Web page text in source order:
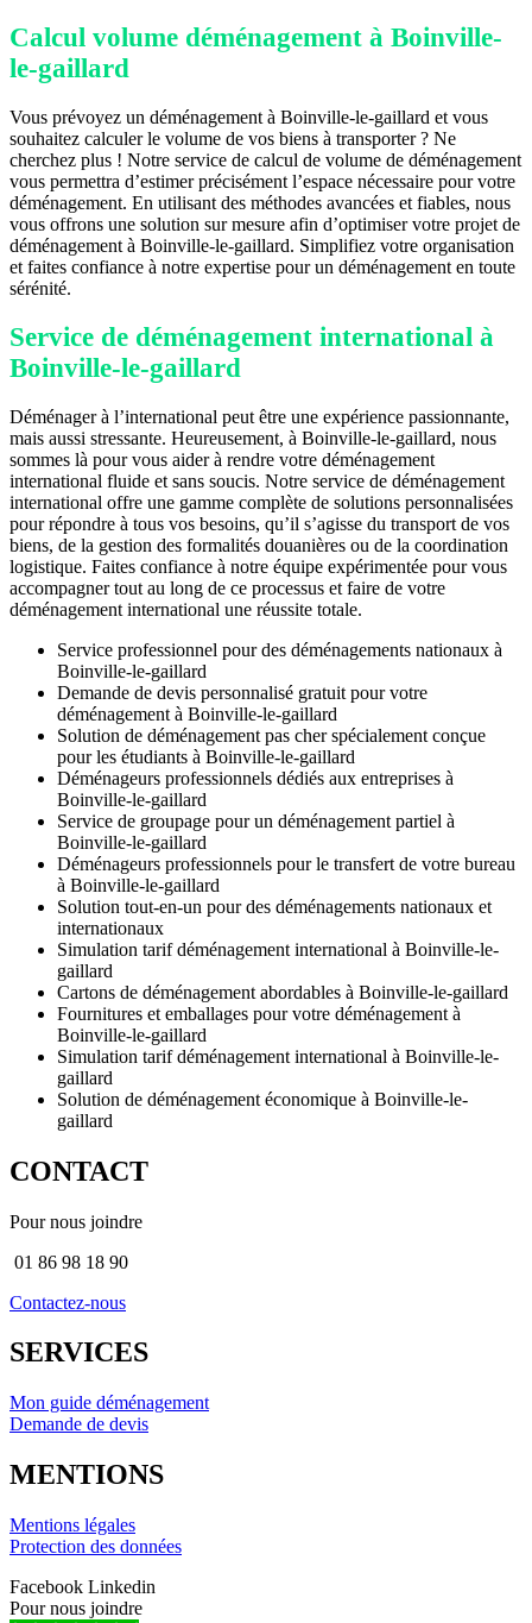
Calcul volume déménagement à Boinville-
le-gaillard
Vous prévoyez un déménagement à Boinville-le-gaillard et vous
souhaitez calculer le volume de vos biens à transporter ? Ne
cherchez plus ! Notre service de calcul de volume de déménagement
vous permettra d’estimer précisément l’espace nécessaire pour votre
déménagement. En utilisant des méthodes avancées et fiables, nous
vous offrons une solution sur mesure afin d’optimiser votre projet de
déménagement à Boinville-le-gaillard. Simplifiez votre organisation
et faites confiance à notre expertise pour un déménagement en toute
sérénité.
Service de déménagement international à
Boinville-le-gaillard
Déménager à l’international peut être une expérience passionnante,
mais aussi stressante. Heureusement, à Boinville-le-gaillard, nous
sommes là pour vous aider à rendre votre déménagement
international fluide et sans soucis. Notre service de déménagement
international offre une gamme complète de solutions personnalisées
pour répondre à tous vos besoins, qu’il s’agisse du transport de vos
biens, de la gestion des formalités douanières ou de la coordination
logistique. Faites confiance à notre équipe expérimentée pour vous
accompagner tout au long de ce processus et faire de votre
déménagement international une réussite totale.
Service professionnel pour des déménagements nationaux à
Boinville-le-gaillard
Demande de devis personnalisé gratuit pour votre
déménagement à Boinville-le-gaillard
Solution de déménagement pas cher spécialement conçue
pour les étudiants à Boinville-le-gaillard
Déménageurs professionnels dédiés aux entreprises à
Boinville-le-gaillard
Service de groupage pour un déménagement partiel à
Boinville-le-gaillard
Déménageurs professionnels pour le transfert de votre bureau
à Boinville-le-gaillard
Solution tout-en-un pour des déménagements nationaux et
internationaux
Simulation tarif déménagement international à Boinville-le-
gaillard
Cartons de déménagement abordables à Boinville-le-gaillard
Fournitures et emballages pour votre déménagement à
Boinville-le-gaillard
Simulation tarif déménagement international à Boinville-le-
gaillard
Solution de déménagement économique à Boinville-le-
gaillard
CONTACT
Pour nous joindre
01 86 98 18 90
Contactez-nous
SERVICES
Mon guide déménagement
Demande de devis
MENTIONS
Mentions légales
Protection des données
Facebook Linkedin
Pour nous joindre